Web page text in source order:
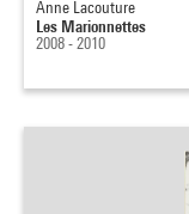
Anne Lacouture
Les Marionnettes
2008 - 2010